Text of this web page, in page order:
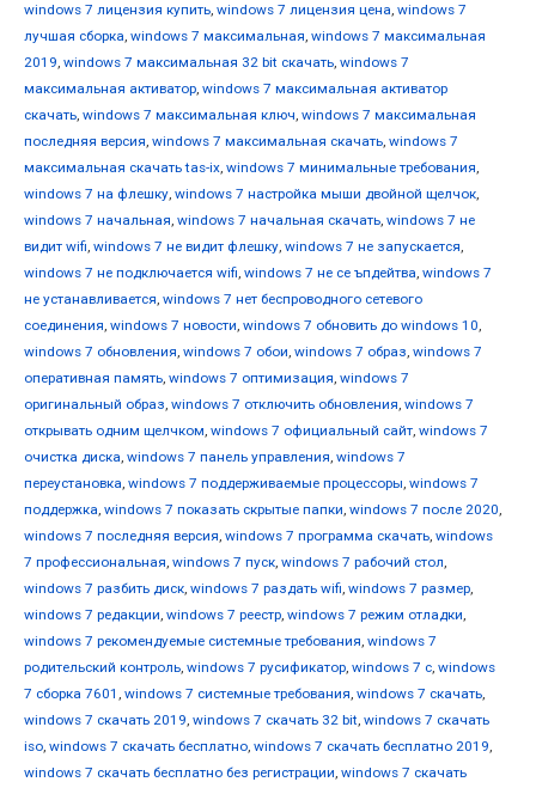
windows 7 лицензия купить, windows 7 лицензия цена, windows 7
лучшая сборка, windows 7 максимальная, windows 7 максимальная
2019, windows 7 максимальная 32 bit скачать, windows 7
максимальная активатор, windows 7 максимальная активатор
скачать, windows 7 максимальная ключ, windows 7 максимальная
последняя версия, windows 7 максимальная скачать, windows 7
максимальная скачать tas-ix, windows 7 минимальные требования,
windows 7 на флешку, windows 7 настройка мыши двойной щелчок,
windows 7 начальная, windows 7 начальная скачать, windows 7 не
видит wifi, windows 7 не видит флешку, windows 7 не запускается,
windows 7 не подключается wifi, windows 7 не се ъпдейтва, windows 7
не устанавливается, windows 7 нет беспроводного сетевого
соединения, windows 7 новости, windows 7 обновить до windows 10,
windows 7 обновления, windows 7 обои, windows 7 образ, windows 7
оперативная память, windows 7 оптимизация, windows 7
оригинальный образ, windows 7 отключить обновления, windows 7
открывать одним щелчком, windows 7 официальный сайт, windows 7
очистка диска, windows 7 панель управления, windows 7
переустановка, windows 7 поддерживаемые процессоры, windows 7
поддержка, windows 7 показать скрытые папки, windows 7 после 2020,
windows 7 последняя версия, windows 7 программа скачать, windows
7 профессиональная, windows 7 пуск, windows 7 рабочий стол,
windows 7 разбить диск, windows 7 раздать wifi, windows 7 размер,
windows 7 редакции, windows 7 реестр, windows 7 режим отладки,
windows 7 рекомендуемые системные требования, windows 7
родительский контроль, windows 7 русификатор, windows 7 с, windows
7 сборка 7601 , windows 7 системные требования, windows 7 скачать,
windows 7 скачать 2019, windows 7 скачать 32 bit, windows 7 скачать
iso, windows 7 скачать бесплатно, windows 7 скачать бесплатно 2019,
windows 7 скачать бесплатно без регистрации, windows 7 скачать